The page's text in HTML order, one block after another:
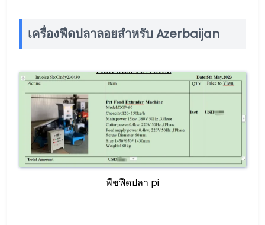
เครื่องฟีดปลาลอยสำหรับ Azerbaijan
พืชฟีดปลา pi